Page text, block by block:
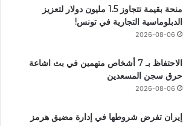
منحة بقيمة تتجاوز 1.5 مليون دولار لتعزيز
الدبلوماسية التجارية في تونس!
2026-08-06
الاحتفاظ بـ 7 أشخاص متهمين في بث اشاعة
حرق سجن المسعدين
2026-08-06
إيران تفرض شروطها في إدارة مضيق هرمز